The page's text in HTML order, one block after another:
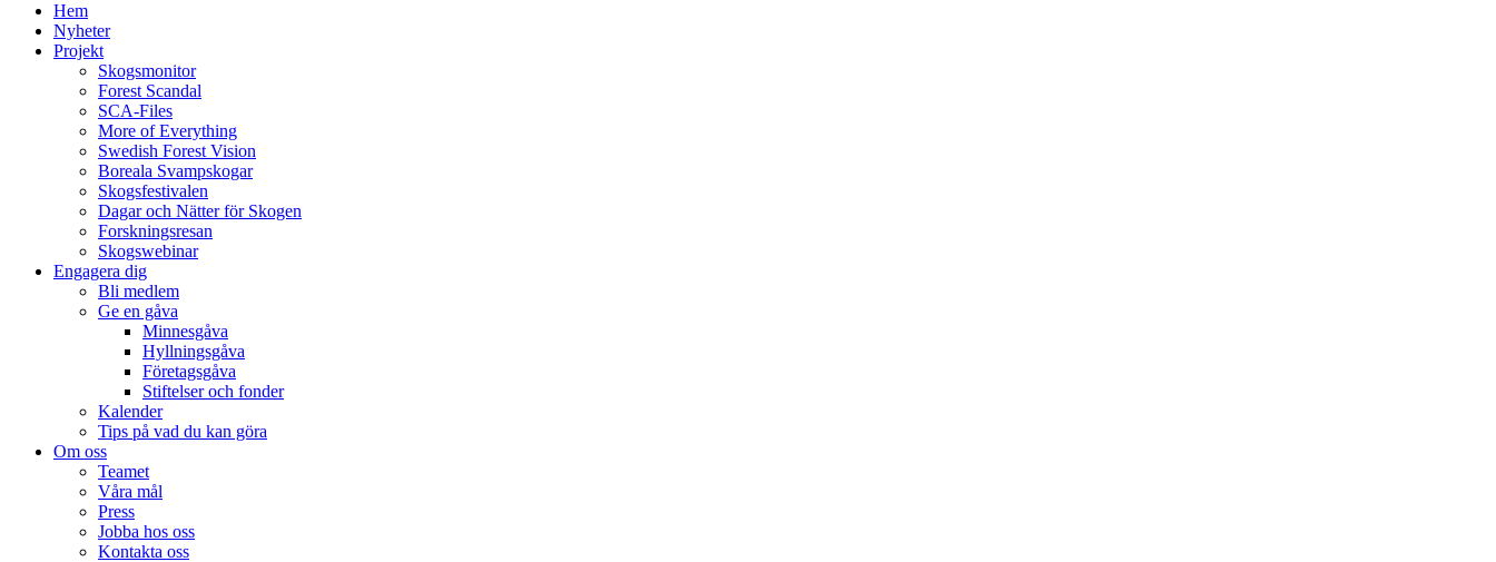
Hem
Nyheter
Projekt
Skogsmonitor
Forest Scandal
SCA-Files
More of Everything
Swedish Forest Vision
Boreala Svampskogar
Skogsfestivalen
Dagar och Nätter för Skogen
Forskningsresan
Skogswebinar
Engagera dig
Bli medlem
Ge en gåva
Minnesgåva
Hyllningsgåva
Företagsgåva
Stiftelser och fonder
Kalender
Tips på vad du kan göra
Om oss
Teamet
Våra mål​
Press
Jobba hos oss
Kontakta oss